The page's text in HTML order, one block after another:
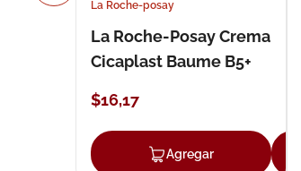
La Roche-posay
La Roche-Posay Crema
Cicaplast Baume B5+
$16,17
Agregar